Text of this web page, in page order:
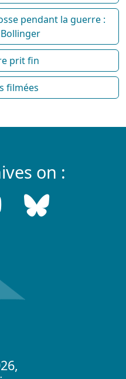
pendant la guerre :
prit fin
filmées
on :